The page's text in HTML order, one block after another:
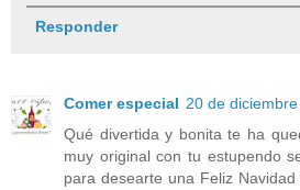
Responder
Comer especial 20 de
Qué divertida y bonita te ha
muy original con tu estupendo
para desearte una Feliz